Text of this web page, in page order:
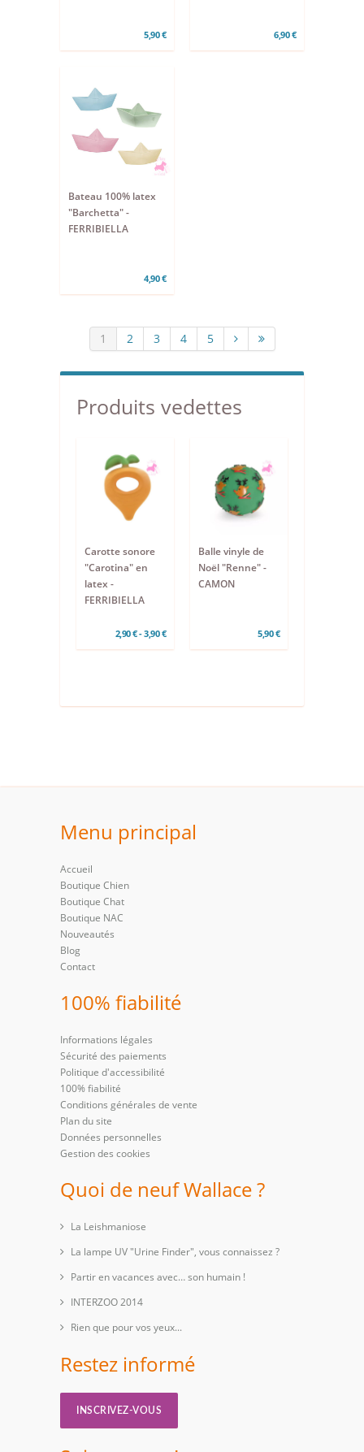
5,90 € 6,90 €
Bateau 100% latex
"Barchetta" -
FERRIBIELLA
4,90 €
1 2 3 4 5
Produits vedettes
Carotte sonore
"Carotina" en
latex -
FERRIBIELLA
2,90 € - 3,90 €
Balle vinyle de
Noël "Renne" -
CAMON
5,90 €
Menu principal
Accueil
Boutique Chien
Boutique Chat
Boutique NAC
Nouveautés
Blog
Contact
100% fiabilité
Informations légales
Sécurité des paiements
Politique d'accessibilité
100% fiabilité
Conditions générales de vente
Plan du site
Données personnelles
Gestion des cookies
Quoi de neuf Wallace ?
La Leishmaniose
La lampe UV "Urine Finder", vous connaissez ?
Partir en vacances avec… son humain !
INTERZOO 2014
Rien que pour vos yeux...
Restez informé
INSCRIVEZ-VOUS